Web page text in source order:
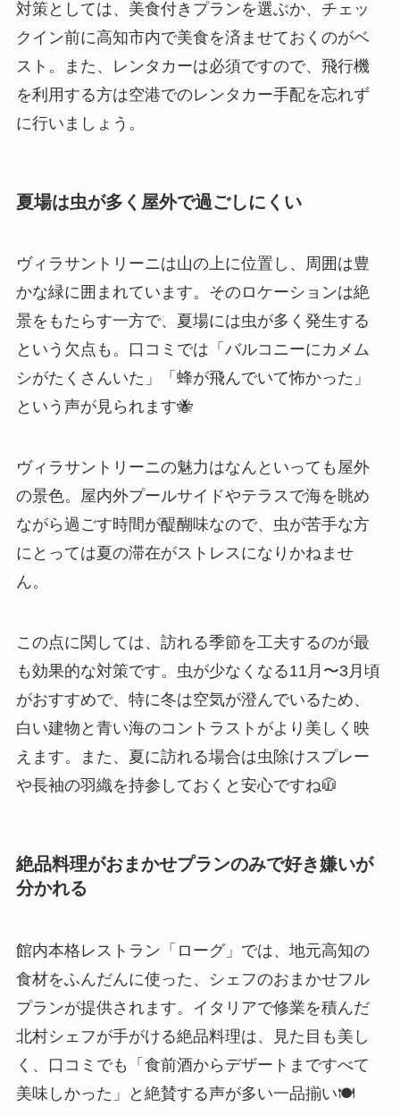
対策としては、美食付きプランを選ぶか、チェッ
クイン前に高知市内で美食を済ませておくのがベ
スト。また、レンタカーは必須ですので、飛行機
を利用する方は空港でのレンタカー手配を忘れず
に行いましょう。
夏場は虫が多く屋外で過ごしにくい
ヴィラサントリーニは山の上に位置し、周囲は豊
かな緑に囲まれています。そのロケーションは絶
景をもたらす一方で、夏場には虫が多く発生する
という欠点も。口コミでは「バルコニーにカメム
シがたくさんいた」「蜂が飛んでいて怖かった」
という声が見られます🐝
ヴィラサントリーニの魅力はなんといっても屋外
の景色。屋内外プールサイドやテラスで海を眺め
ながら過ごす時間が醍醐味なので、虫が苦手な方
にとっては夏の滞在がストレスになりかねませ
ん。
この点に関しては、訪れる季節を工夫するのが最
も効果的な対策です。虫が少なくなる11月〜3月頃
がおすすめで、特に冬は空気が澄んでいるため、
白い建物と青い海のコントラストがより美しく映
えます。また、夏に訪れる場合は虫除けスプレー
や長袖の羽織を持参しておくと安心ですね🧥
絶品料理がおまかせプランのみで好き嫌いが
分かれる
館内本格レストラン「ローグ」では、地元高知の
食材をふんだんに使った、シェフのおまかせフル
プランが提供されます。イタリアで修業を積んだ
北村シェフが手がける絶品料理は、見た目も美し
く、口コミでも「食前酒からデザートまですべて
美味しかった」と絶賛する声が多い一品揃い🍽️